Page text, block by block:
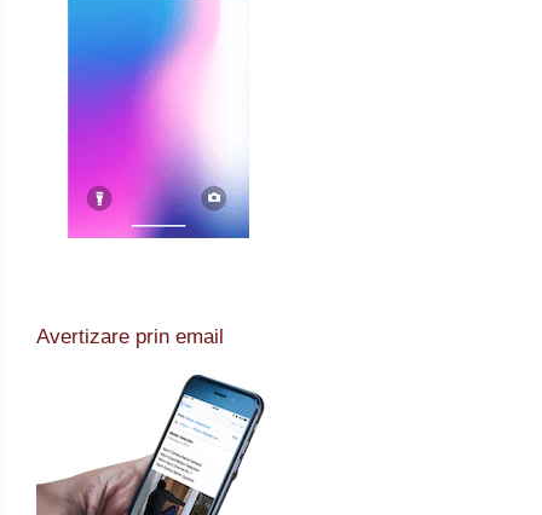
Avertizare prin email